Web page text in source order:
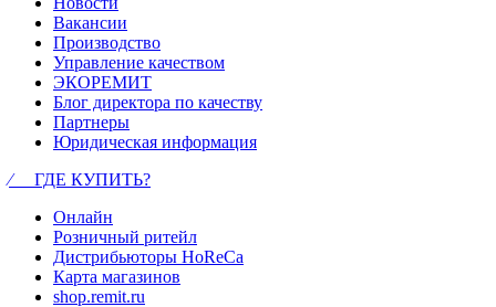
Вакансии
Производство
Управление качеством
ЭКОРЕМИТ
Блог директора по качеству
Партнеры
Юридическая информация
⁄ ГДЕ КУПИТЬ?
Онлайн
Розничный ритейл
Дистрибьюторы HoReCa
Карта магазинов
shop.remit.ru